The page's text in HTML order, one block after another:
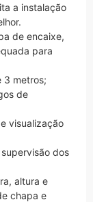
a instalação
de encaixe,
para
3 metros;
de
visualização
dos
altura e
chapa e